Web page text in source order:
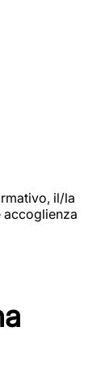
il/la
accoglienza